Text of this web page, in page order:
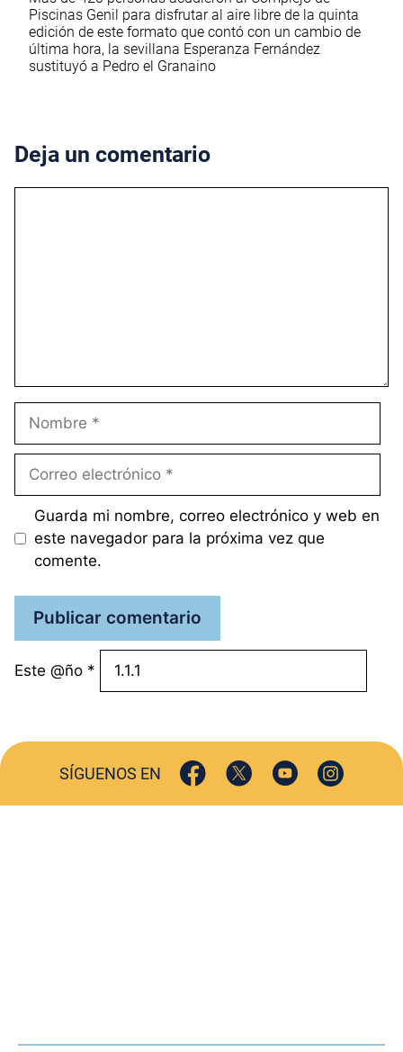
Piscinas Genil para disfrutar al aire libre de la quinta
edición de este formato que contó con un cambio de
última hora, la sevillana Esperanza Fernández
sustituyó a Pedro el Granaino
Deja un comentario
Nombre
Correo
Guarda mi nombre, correo electrónico y web en
este navegador para la próxima vez que
comente.
Este @ño *
SÍGUENOS EN